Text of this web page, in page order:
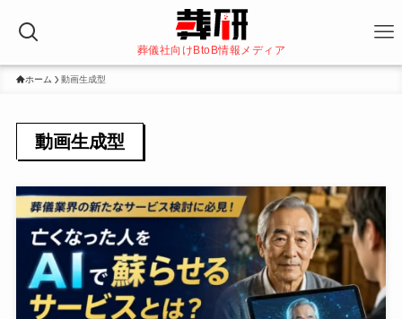
葬儀社向けBtoB情報メディア
ホーム 動画生成型
動画生成型